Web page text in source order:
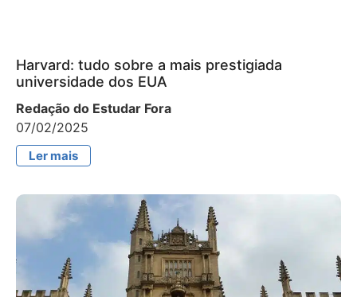
Harvard: tudo sobre a mais prestigiada
universidade dos EUA
Redação do Estudar Fora
07/02/2025
Ler mais